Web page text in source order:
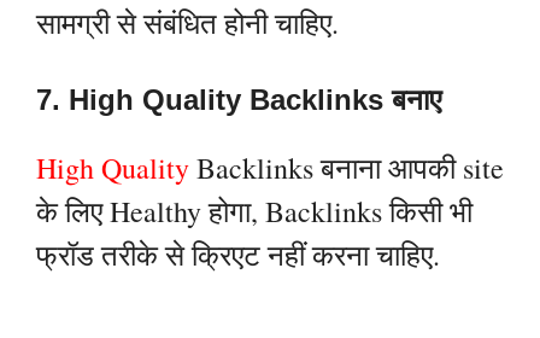
सामग्री से संबंधित होनी चाहिए.
7. High Quality Backlinks बनाए
High QualityBacklinks बनाना आपकी site
के लिए Healthy होगा, Backlinks किसी भी
फ्रॉड तरीके से क्रिएट नहीं करना चाहिए.